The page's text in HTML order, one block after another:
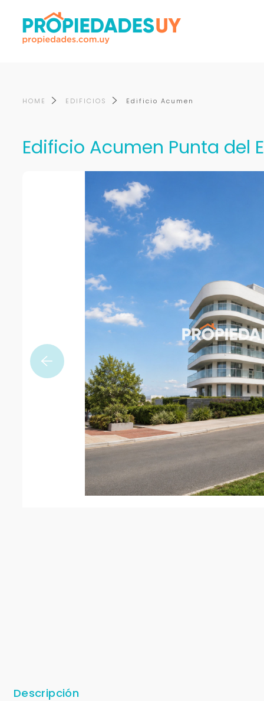
HOME EDIFICIOS Edificio Acumen
Edificio Acumen Punta del
Descripción